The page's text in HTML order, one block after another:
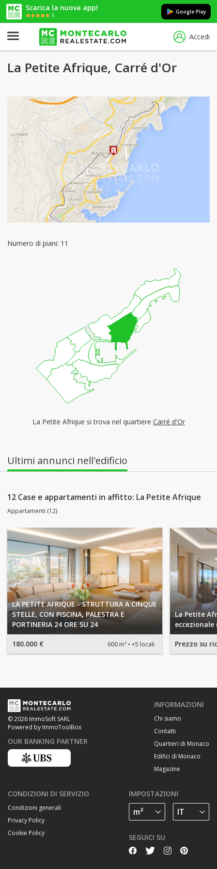
Scarica la nuova app!
5
Google Play
Accedi
La Petite Afrique, Carré d'Or
Numero di piani: 11
La Petite Afrique si trova nel quartiere Carré d'Or
Ultimi annunci nell'edificio
12 Case e appartamenti in affitto: La Petite Afrique
Appartamenti (12)
LA PETITE AFRIQUE - STRUTTURA A CINQUE
STELLE, CON PISCINA, PALESTRA E
PORTINERIA 24 ORE SU 24
180.000 € 600 m² +5 locali
La Petite
eccezionale
Prezzo su
© 2026 ImmoSoft SARL
Powered by ImmoToolBox
OUR BANKING PARTNER
INFORMAZIONI
Chi siamo
Contatti
Quartieri di Monaco
Edifici di Monaco
Magazine
CONDIZIONI DI SERVIZIO
Condizioni generali
Privacy Policy
Cookie Policy
IMPOSTAZIONI
SEGUICI SU